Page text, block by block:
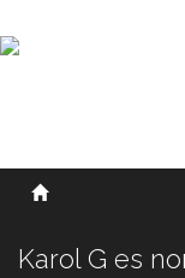
SOBRE NOSOTROS
Karol G es